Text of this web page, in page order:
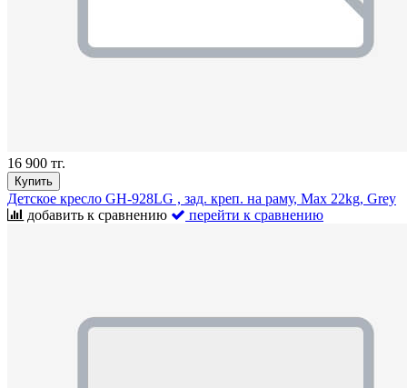
16 900 тг.
Купить
Детское кресло GH-928LG , зад. креп. на раму, Max 22kg, Grey
добавить к сравнению
перейти к сравнению